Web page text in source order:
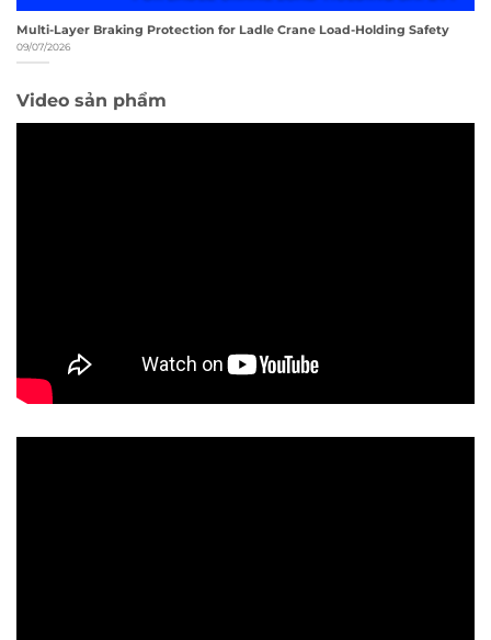
Multi-Layer Braking Protection for Ladle Crane Load-Holding Safety
09/07/2026
Video sản phẩm